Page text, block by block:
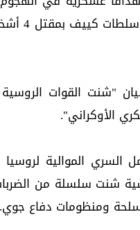
أوكرانيا
"شنت القوات
الأوكراني".
الموالية
شنت سلسلة من
ومنظومات دفاع جوي.